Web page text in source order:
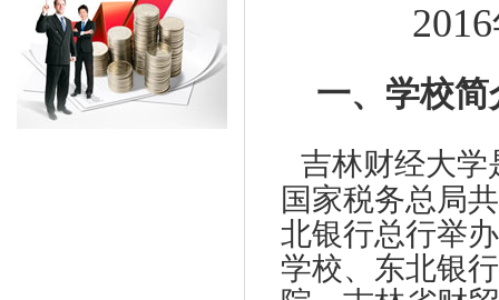
2016
一、学校简
吉林财经大学
国家税务总局
北银行总行举
学校、东北银